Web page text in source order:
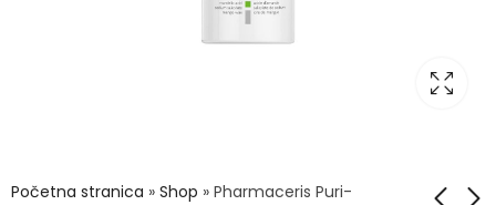
Početna stranica » Shop » Pharmaceris Puri-